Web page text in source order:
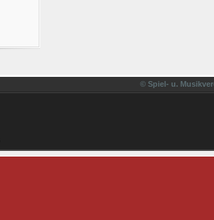
© Spiel- u.